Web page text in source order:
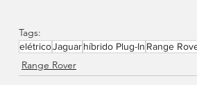
Tags:
elétricoJaguarhíbrido Plug-In Range
Range Rover